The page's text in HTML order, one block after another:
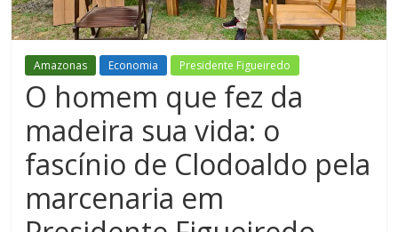
Figueiredo
Amazonas Economia Presidente Figueiredo
O homem que fez da
madeira sua vida: o
fascínio de Clodoaldo pela
marcenaria em